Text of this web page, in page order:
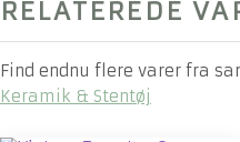
RELATEREDE
Find endnu flere varer fra
Keramik & Stentøj